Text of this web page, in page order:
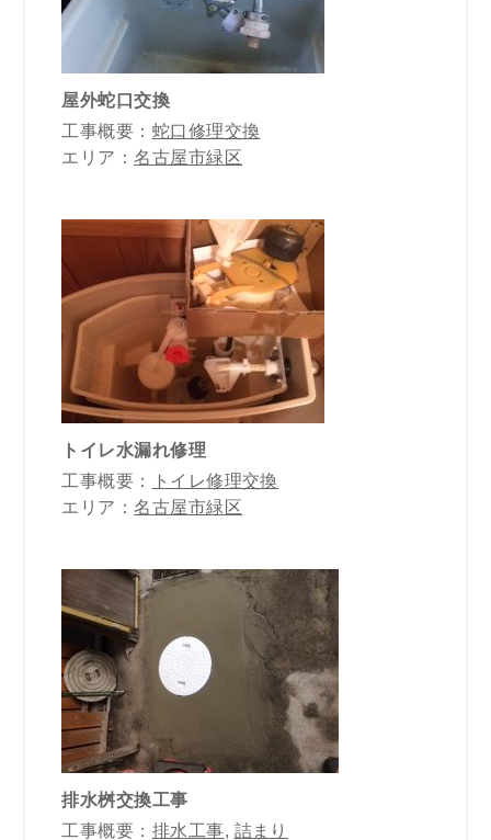
屋外蛇口交換
工事概要： 蛇口修理交換
エリア：名古屋市緑区
トイレ水漏れ修理
工事概要：
トイレ修理交換
エリア：名古屋市緑区
排水桝交換工事
工事概要： 排水工事
詰まり